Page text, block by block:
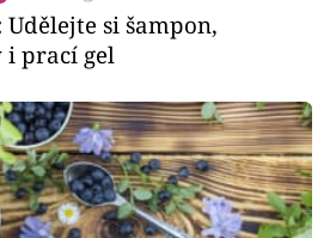
si šampon,
i prací gel